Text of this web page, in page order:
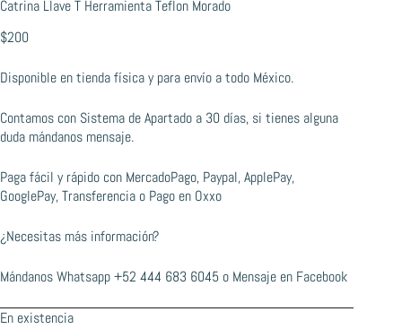
Catrina Llave T Herramienta Teflon Morado
$200
Disponible en tienda física y para envío a todo México.
Contamos con Sistema de Apartado a 30 días, si tienes alguna
duda mándanos mensaje.
Paga fácil y rápido con MercadoPago, Paypal, ApplePay,
GooglePay, Transferencia o Pago en Oxxo
¿Necesitas más información?
Mándanos Whatsapp+52 444 683 6045 o Mensaje en Facebook
En existencia